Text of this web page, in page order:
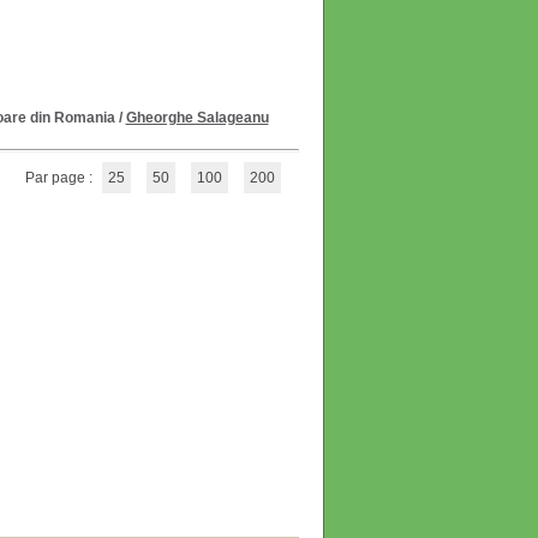
din Romania/ Gheorghe Salageanu
Par page : 25 50 100 200